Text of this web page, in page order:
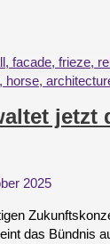
jetzt
2025
das Bündnis